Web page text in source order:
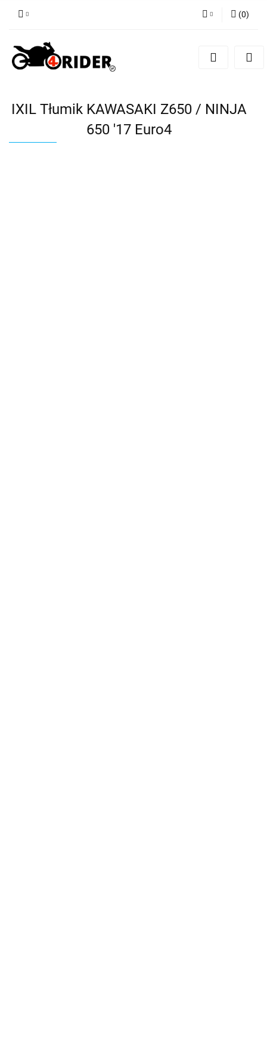
Zarejestruj się
(0)
IXIL Tłumik KAWASAKI Z650 / NINJA
650 '17 Euro4